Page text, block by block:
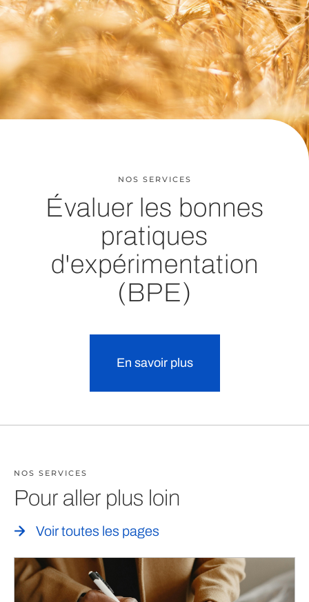
NOS SERVICES
Évaluer les bonnes
pratiques
d'expérimentation
(BPE)
En savoir plus
NOS SERVICES
Pour aller plus loin
Voir toutes les pages